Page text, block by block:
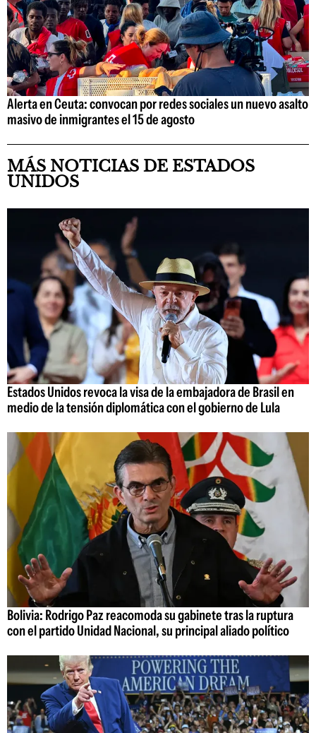
Alerta en Ceuta: convocan por redes sociales un nuevo asalto
masivo de inmigrantes el 15 de agosto
MÁS NOTICIAS DE ESTADOS
UNIDOS
Estados Unidos revoca la visa de la embajadora de Brasil en
medio de la tensión diplomática con el gobierno de Lula
Bolivia: Rodrigo Paz reacomoda su gabinete tras la ruptura
con el partido Unidad Nacional, su principal aliado político